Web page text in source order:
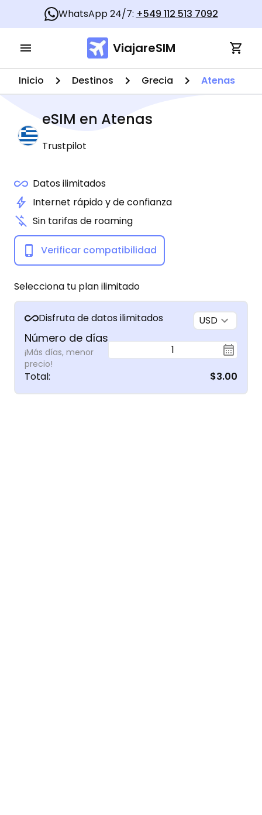
WhatsApp 24/7: +549 112 513 7092
ViajareSIM
Inicio Destinos Grecia Atenas
eSIM en Atenas
Trustpilot
Datos ilimitados
Internet rápido y de confianza
Sin tarifas de roaming
Verificar compatibilidad
Selecciona tu plan ilimitado
Disfruta de datos ilimitados USD
Número de días
¡Más días, menor
precio!
1
Total: $3.00